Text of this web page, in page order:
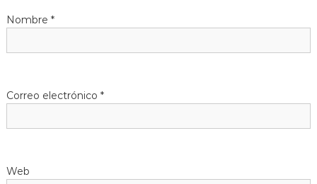
Nombre *
Correo electrónico *
Web